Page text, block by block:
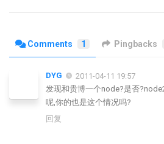
Comments 1 Pingbacks
DYG
2011-04-11 19:57
发现和贵博一个node?是否
呢,你的也是这个情况吗?
回复